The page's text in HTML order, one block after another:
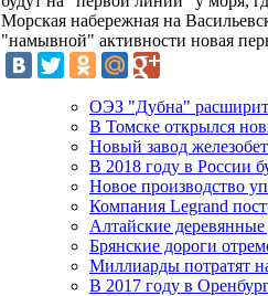
Морская набережная на
"намывной" активности новая
ОЭЗ "Дубна"
В Томске открылся
Новый завод
В 2018 году в России
Новое производство
Компания Legrand
Алтайские деревянные
Брянские дороги
Миллиарды потратят
В 2017 году в